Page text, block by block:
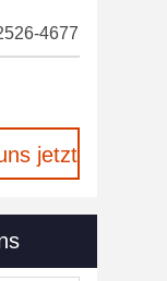
Von
4677
jetzt